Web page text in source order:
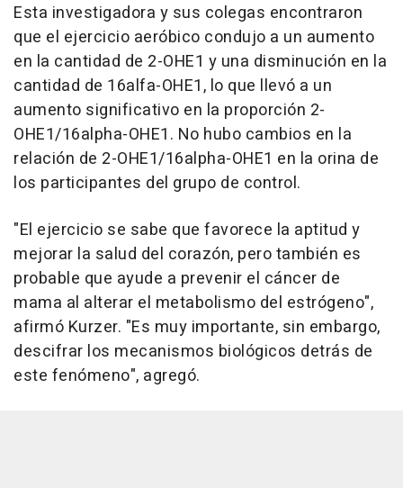
Esta investigadora y sus colegas encontraron
que el ejercicio aeróbico condujo a un aumento
en la cantidad de 2-OHE1 y una disminución en la
cantidad de 16alfa-OHE1, lo que llevó a un
aumento significativo en la proporción 2-
OHE1/16alpha-OHE1. No hubo cambios en la
relación de 2-OHE1/16alpha-OHE1 en la orina de
los participantes del grupo de control.
"El ejercicio se sabe que favorece la aptitud y
mejorar la salud del corazón, pero también es
probable que ayude a prevenir el cáncer de
mama al alterar el metabolismo del estrógeno",
afirmó Kurzer. "Es muy importante, sin embargo,
descifrar los mecanismos biológicos detrás de
este fenómeno", agregó.